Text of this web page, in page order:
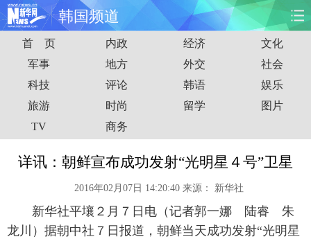
韩国频道
首页 时政 国际 财经
娱乐 体育 人事 教育
时尚 思客
港澳 台湾 华人 汽车
能源 房产
图片 视频 彩票 食品
首 页 内政 经济
文化
军事
地方 外交
社会
科技
评论 韩语
娱乐
旅游
时尚 留学
图片
TV
商务
详讯：朝鲜宣布成功发射“光明星４号”卫星
2016年02月07日 14:20:40 来源： 新华社
新华社平壤２月７日电（记者郭一娜 陆睿 朱
龙川）据朝中社７日报道，朝鲜当天成功发射“光明星